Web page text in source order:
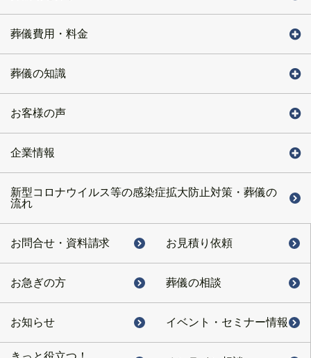
葬儀費用・料金
葬儀の知識
お客様の声
企業情報
新型コロナウイルス等の感染症拡大防止対策・葬儀の
流れ
お問合せ・ 資料請求 お見積り依頼
お急ぎの方 葬儀の相談
お知らせ イベント・ セミナー情報